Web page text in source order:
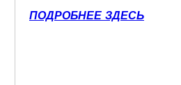
ПОДРОБНЕЕ ЗДЕСЬ